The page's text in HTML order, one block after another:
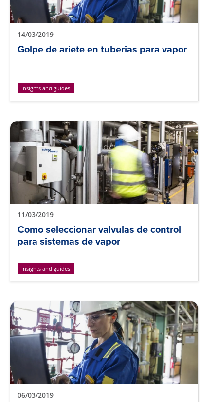
14/03/2019
Golpe de ariete en tuberias para vapor
Insights and guides
11/03/2019
Como seleccionar valvulas de control
para sistemas de vapor
Insights and guides
06/03/2019